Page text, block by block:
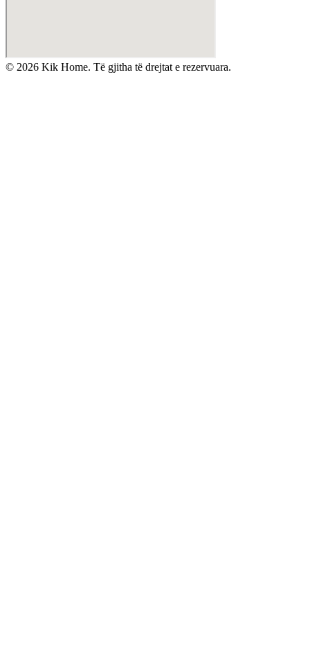
© 2026 Kik Home. Të gjitha të drejtat e rezervuara.